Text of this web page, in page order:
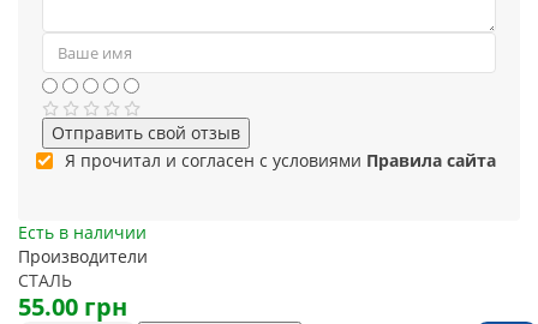
Отправить свой отзыв
Я прочитал и согласен с условиями Правила сайта
Есть в наличии
Производители
СТАЛЬ
55.00 грн